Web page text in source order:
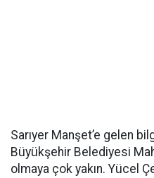
Sarıyer Manşet’e gelen
Büyükşehir Belediyesi
olmaya çok yakın. Yücel